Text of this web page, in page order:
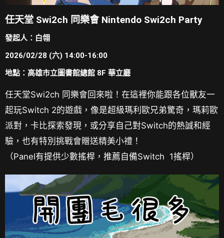
任天堂 Swi2ch 同樂會 Nintendo Swi2ch Party
發起人：白翎
2026/02/28 (六) 14:00-16:00
地點：高雄市立圖書館總館 8F 華立廳
任天堂Swi2ch 同樂會回來啦！在這裡你能跟各位獸友一
起玩Switch 2的遊戲，像是超級瑪利歐兄弟驚奇，瑪莉歐
派對，卡比探索發現， 或分享自己對Switch的熱誠和經
驗， 也有特別挑戰會贈送精美小禮！
（Panel有提供少數搖桿， 推薦自備Switch 1搖桿）